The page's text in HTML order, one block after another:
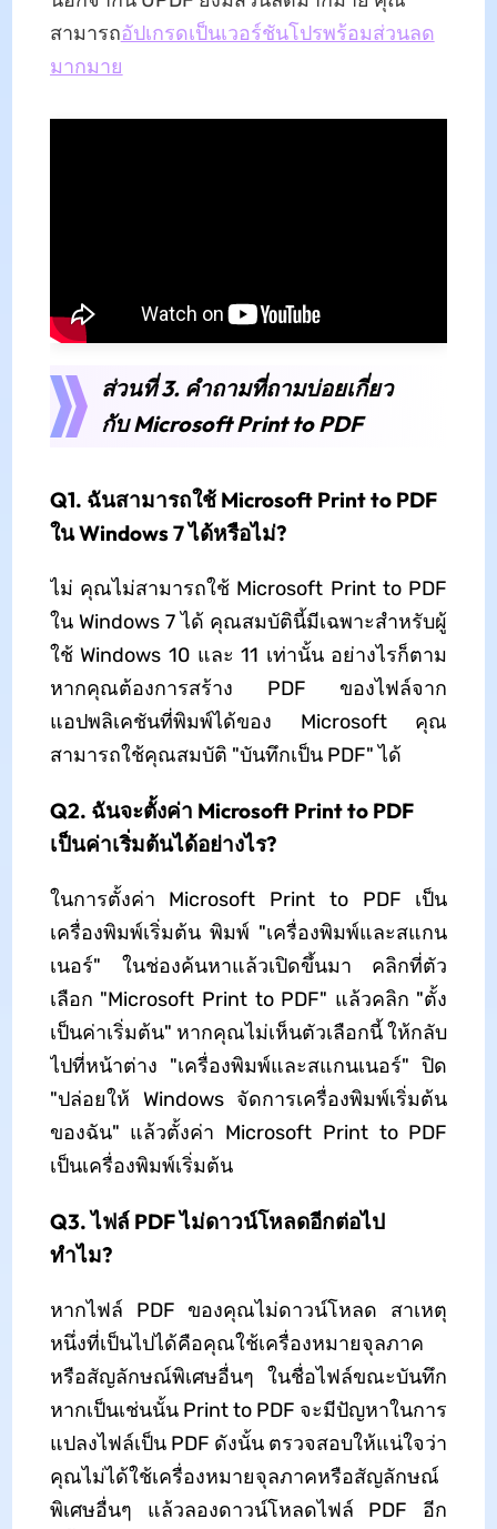
สามารถอัปเกรดเป็นเวอร์ชันโปรพร้อมส่วนลด
มากมาย
ส่วนที่ 3. คําถามที่ถามบ่อยเกี่ยว
กับ Microsoft Print to PDF
Q1. ฉันสามารถใช้ Microsoft Print to PDF
ใน Windows 7 ได้หรือไม่?
ไม่ คุณไม่สามารถใช้ Microsoft Print to PDF
ใน Windows 7 ได้ คุณสมบัตินี้มีเฉพาะสำหรับผู้
ใช้ Windows 10 และ 11 เท่านั้น อย่างไรก็ตาม
หากคุณต้องการสร้าง PDF ของไฟล์จาก
แอปพลิเคชันที่พิมพ์ได้ของ Microsoft คุณ
สามารถใช้คุณสมบัติ "บันทึกเป็น PDF" ได้
Q2. ฉันจะตั้งค่า Microsoft Print to PDF
เป็นค่าเริ่มต้นได้อย่างไร?
ในการตั้งค่า Microsoft Print to PDF เป็น
เครื่องพิมพ์เริ่มต้น พิมพ์ "เครื่องพิมพ์และสแกน
เนอร์" ในช่องค้นหาแล้วเปิดขึ้นมา คลิกที่ตัว
เลือก "Microsoft Print to PDF" แล้วคลิก "ตั้ง
เป็นค่าเริ่มต้น" หากคุณไม่เห็นตัวเลือกนี้ ให้กลับ
ไปที่หน้าต่าง "เครื่องพิมพ์และสแกนเนอร์" ปิด
"ปล่อยให้ Windows จัดการเครื่องพิมพ์เริ่มต้น
ของฉัน" แล้วตั้งค่า Microsoft Print to PDF
เป็นเครื่องพิมพ์เริ่มต้น
Q3. ไฟล์ PDF ไม่ดาวน์โหลดอีกต่อไป
ทำไม?
หากไฟล์ PDF ของคุณไม่ดาวน์โหลด สาเหตุ
หนึ่งที่เป็นไปได้คือคุณใช้เครื่องหมายจุลภาค
หรือสัญลักษณ์พิเศษอื่นๆ ในชื่อไฟล์ขณะบันทึก
หากเป็นเช่นนั้น Print to PDF จะมีปัญหาในการ
แปลงไฟล์เป็น PDF ดังนั้น ตรวจสอบให้แน่ใจว่า
คุณไม่ได้ใช้เครื่องหมายจุลภาคหรือสัญลักษณ์
พิเศษอื่นๆ แล้วลองดาวน์โหลดไฟล์ PDF อีก